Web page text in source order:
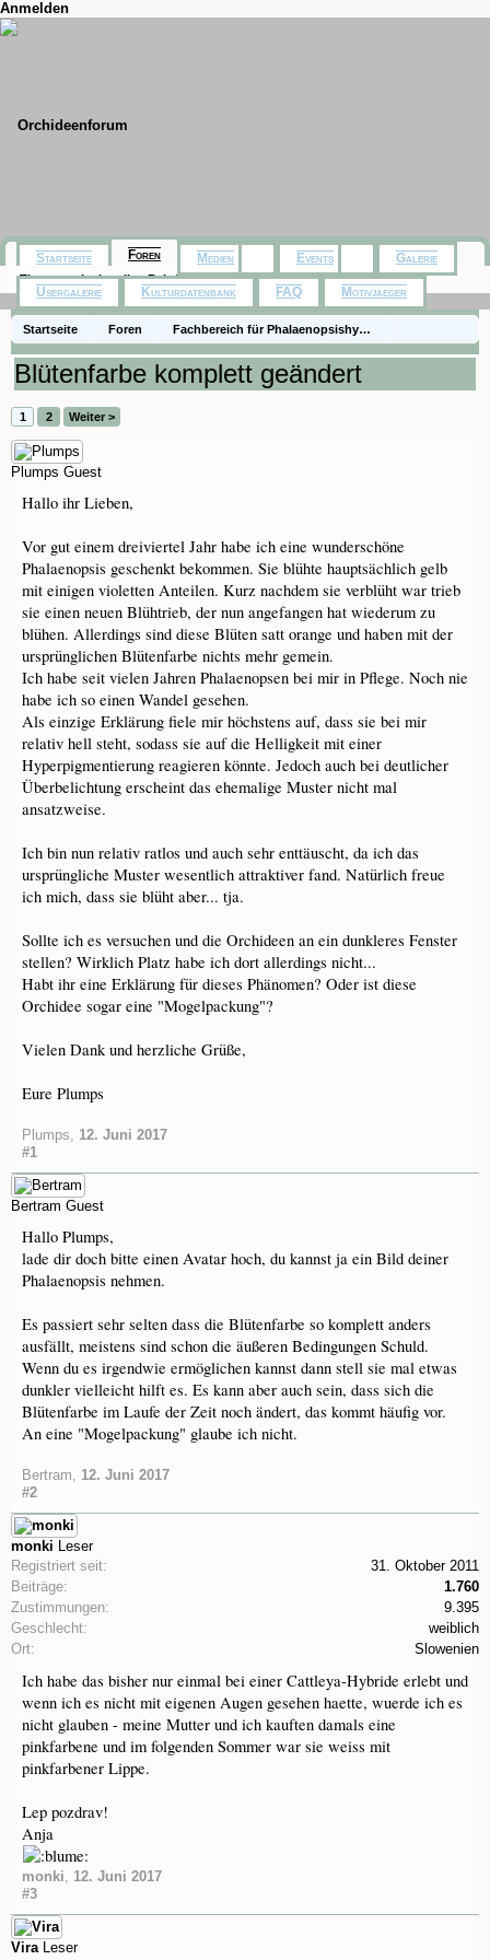
Anmelden
Startseite Foren
Fachbereich für Phalaenopsishybriden aus Baumarkt,
Die Gattung Phalaenopsis
Fragen zur Pflege
Blütenfarbe komplett geändert
1 2 Weiter >
Plumps Guest
Hallo ihr Lieben,
Vor gut einem dreiviertel Jahr habe ich eine wunderschöne
Phalaenopsis geschenkt bekommen. Sie blühte hauptsächlich gelb
mit einigen violetten Anteilen. Kurz nachdem sie verblüht war trieb
sie einen neuen Blühtrieb, der nun angefangen hat wiederum zu
blühen. Allerdings sind diese Blüten satt orange und haben mit der
ursprünglichen Blütenfarbe nichts mehr gemein.
Ich habe seit vielen Jahren Phalaenopsen bei mir in Pflege. Noch nie
habe ich so einen Wandel gesehen.
Als einzige Erklärung fiele mir höchstens auf, dass sie bei mir
relativ hell steht, sodass sie auf die Helligkeit mit einer
Hyperpigmentierung reagieren könnte. Jedoch auch bei deutlicher
Überbelichtung erscheint das ehemalige Muster nicht mal
ansatzweise.
Ich bin nun relativ ratlos und auch sehr enttäuscht, da ich das
ursprüngliche Muster wesentlich attraktiver fand. Natürlich freue
ich mich, dass sie blüht aber... tja.
Sollte ich es versuchen und die Orchideen an ein dunkleres Fenster
stellen? Wirklich Platz habe ich dort allerdings nicht...
Habt ihr eine Erklärung für dieses Phänomen? Oder ist diese
Orchidee sogar eine "Mogelpackung"?
Vielen Dank und herzliche Grüße,
Eure Plumps
Plumps, 12. Juni 2017
#1
Bertram Guest
Hallo Plumps,
lade dir doch bitte einen Avatar hoch, du kannst ja ein Bild deiner
Phalaenopsis nehmen.
Es passiert sehr selten dass die Blütenfarbe so komplett anders
ausfällt, meistens sind schon die äußeren Bedingungen Schuld.
Wenn du es irgendwie ermöglichen kannst dann stell sie mal etwas
dunkler vielleicht hilft es. Es kann aber auch sein, dass sich die
Blütenfarbe im Laufe der Zeit noch ändert, das kommt häufig vor.
An eine "Mogelpackung" glaube ich nicht.
Bertram, 12. Juni 2017
#2
monki Leser
Registriert seit:
31. Oktober 2011
Beiträge:
1.760
Zustimmungen:
9.395
Geschlecht:
weiblich
Ort:
Slowenien
Ich habe das bisher nur einmal bei einer Cattleya-Hybride erlebt und
wenn ich es nicht mit eigenen Augen gesehen haette, wuerde ich es
nicht glauben - meine Mutter und ich kauften damals eine
pinkfarbene und im folgenden Sommer war sie weiss mit
pinkfarbener Lippe.
Lep pozdrav!
Anja
monki, 12. Juni 2017
#3
Vira Leser
Startseite Foren
Themen mit aktuellen Beiträgen
Medien Events Galerie
Usergalerie Kulturdatenbank FAQ Motivjaeger